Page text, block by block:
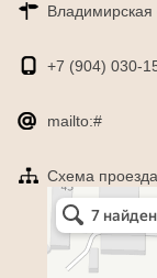
Владимирская
+7 (904) 030-
mailto:#
Схема
Яндекс Карты
Радужный —